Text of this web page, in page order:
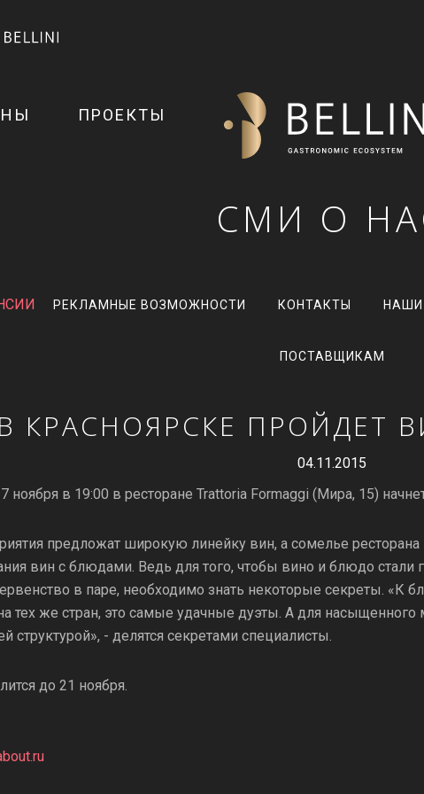
ПРОЕКТЫ
СМИ О
РЕКЛАМНЫЕ ВОЗМОЖНОСТИ КОНТАКТЫ НАШИ
ПОСТАВЩИКАМ
В КРАСНОЯРСКЕ ПРОЙДЕТ
04.11.2015
7 ноября в 19:00 в ресторане Trattoria Formaggi (Мира, 15)
предложат широкую линейку вин, а сомелье
вин с блюдами. Ведь для того, чтобы вино и блюдо
в паре, необходимо знать некоторые секреты. «К
тех же стран, это самые удачные дуэты. А для
структурой», - делятся секретами специалисты.
до 21 ноября.